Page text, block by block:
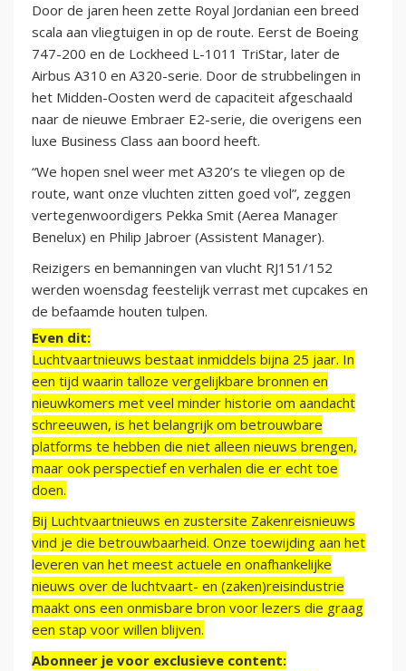
Door de jaren heen zette Royal Jordanian een breed
scala aan vliegtuigen in op de route. Eerst de Boeing
747-200 en de Lockheed L-1011 TriStar, later de
Airbus A310 en A320-serie. Door de strubbelingen in
het Midden-Oosten werd de capaciteit afgeschaald
naar de nieuwe Embraer E2-serie, die overigens een
luxe Business Class aan boord heeft.
“We hopen snel weer met A320’s te vliegen op de
route, want onze vluchten zitten goed vol”, zeggen
vertegenwoordigers Pekka Smit (Aerea Manager
Benelux) en Philip Jabroer (Assistent Manager).
Reizigers en bemanningen van vlucht RJ151/152
werden woensdag feestelijk verrast met cupcakes en
de befaamde houten tulpen.
Even dit:
Luchtvaartnieuws bestaat inmiddels bijna 25 jaar. In
een tijd waarin talloze vergelijkbare bronnen en
nieuwkomers met veel minder historie om aandacht
schreeuwen, is het belangrijk om betrouwbare
platforms te hebben die niet alleen nieuws brengen,
maar ook perspectief en verhalen die er echt toe
doen.
Bij Luchtvaartnieuws en zustersite Zakenreisnieuws
vind je die betrouwbaarheid. Onze toewijding aan het
leveren van het meest actuele en onafhankelijke
nieuws over de luchtvaart- en (zaken)reisindustrie
maakt ons een onmisbare bron voor lezers die graag
een stap voor willen blijven.
Abonneer je voor exclusieve content: